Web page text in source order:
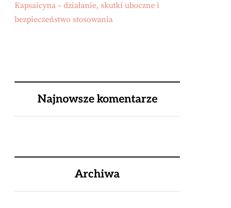
Kapsaicyna – działanie, skutki uboczne i
bezpieczeństwo stosowania
Najnowsze komentarze
Archiwa